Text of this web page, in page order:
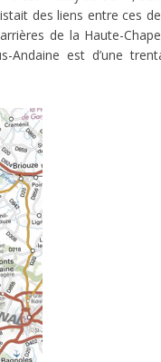
des liens entre ces
de la Haute-
Andaine est d’une